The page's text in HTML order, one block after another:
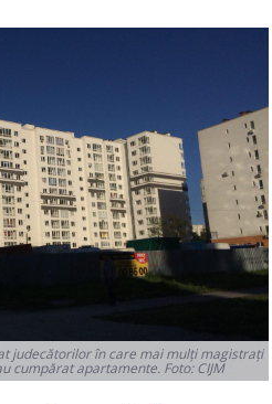
judecătorilor în care mai mulți magistrați
cumpărat apartamente. Foto: CIJM